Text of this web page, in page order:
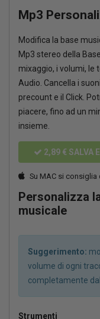
Mp3
Modifica la base
Mp3 stereo della
mixaggio, i volumi, le
Audio. Cancella i
precount e il Click.
piacere, fino ad un
insieme.
2,89 € SALVA
Su MAC si consiglia
Personalizza
musicale
Suggerimento:
volume di ogni
completamente
Strumenti